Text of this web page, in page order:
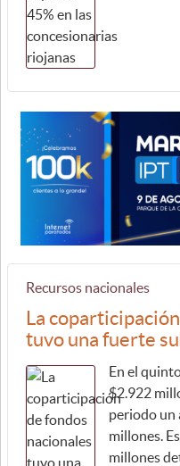
Recursos nacionales
La
tuvo una fuerte
En el
$2.922
periodo un
millones.
millones